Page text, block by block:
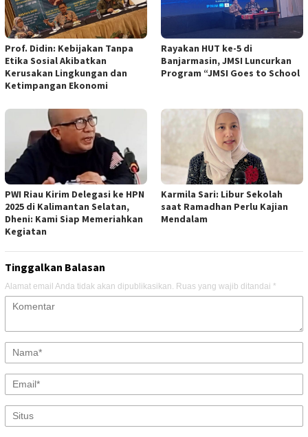
Prof. Didin: Kebijakan Tanpa
Etika Sosial Akibatkan
Kerusakan Lingkungan dan
Ketimpangan Ekonomi
Rayakan HUT ke-5 di
Banjarmasin, JMSI Luncurkan
Program “JMSI Goes to School
PWI Riau Kirim Delegasi ke HPN
2025 di Kalimantan Selatan,
Dheni: Kami Siap Memeriahkan
Kegiatan
Karmila Sari: Libur Sekolah
saat Ramadhan Perlu Kajian
Mendalam
Tinggalkan Balasan
Alamat email Anda tidak akan dipublikasikan. Ruas yang wajib ditandai *